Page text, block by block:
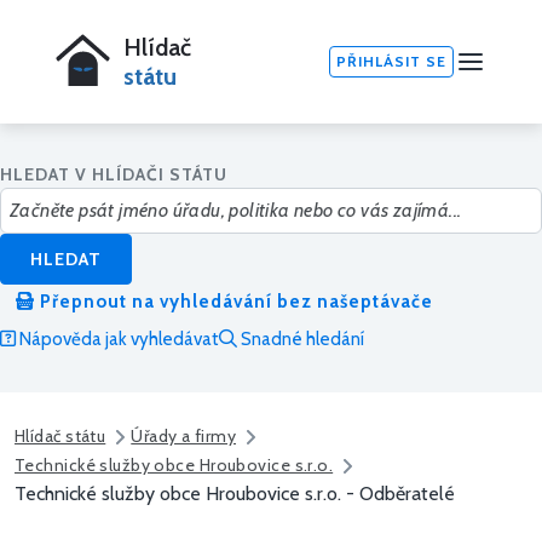
Hlídač
státu
PŘIHLÁSIT SE
HLEDAT V HLÍDAČI STÁTU
HLEDAT
Přepnout na vyhledávání bez našeptávače
Nápověda jak vyhledávat
Snadné hledání
Hlídač státu
Úřady a firmy
Technické služby obce Hroubovice s.r.o.
Technické služby obce Hroubovice s.r.o. - Odběratelé